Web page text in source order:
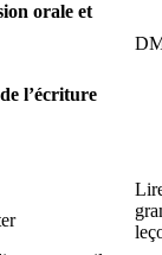
orale et
l’écriture